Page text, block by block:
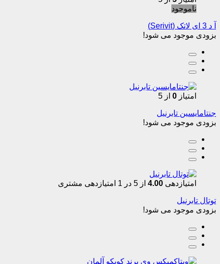
ناموجود
آ د 3 ای لاتک (Serivit)
بزودی موجود می شود!
امتیاز 0 از 5
جنتامایسین تابرنیل
بزودی موجود می شود!
امتیازدهی 4.00 از 5 در 1 امتیازدهی مشتری
توتال تابرنیل
بزودی موجود می شود!